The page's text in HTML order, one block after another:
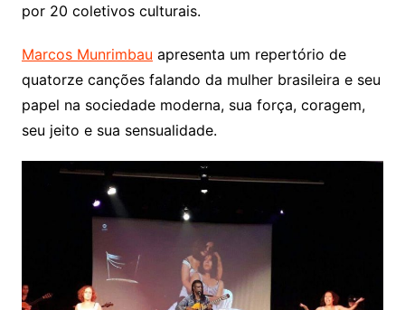
por 20 coletivos culturais.
Marcos Munrimbau apresenta um repertório de
quatorze canções falando da mulher brasileira e seu
papel na sociedade moderna, sua força, coragem,
seu jeito e sua sensualidade.